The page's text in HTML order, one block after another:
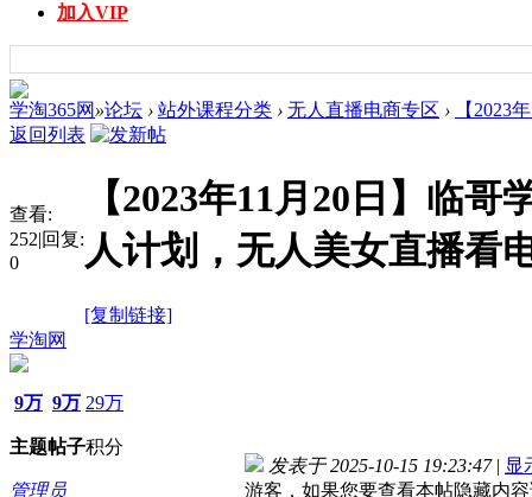
加入VIP
学淘365网 »论坛 › 站外课程分类 › 无人直播电商专区 ›
【2023
返回列表
查看:
252|回复:
0
【2023年11月20日】临
人计划，无人美女直播看
[复制链接]
学淘网
9万
主题
9万
帖子
29万
积分
管理员
发表于 2025-10-15 19:23:47 | 显
游客，如果您要查看本帖隐藏内